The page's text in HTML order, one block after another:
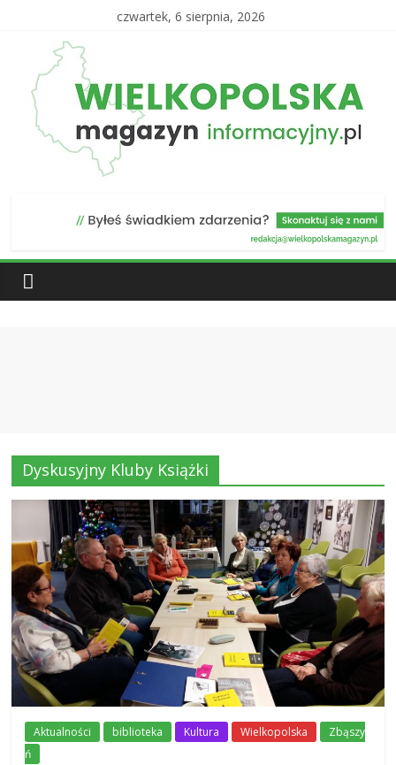
czwartek, 6 sierpnia, 2026
Dyskusyjny Kluby Książki
Aktualności biblioteka Kultura Wielkopolska
Zbąszy
ń